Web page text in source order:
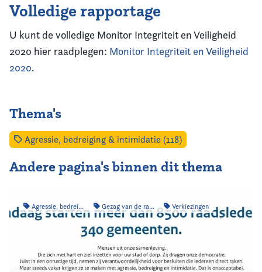
Volledige rapportage
U kunt de volledige Monitor Integriteit en Veiligheid
2020 hier raadplegen: Monitor Integriteit en Veiligheid
2020.
Thema's
Agressie, bedreiging & intimidatie (118)
Andere pagina's binnen dit thema
Agressie, bedreiging & intimidatie Gezag van de raad Verkiezingen